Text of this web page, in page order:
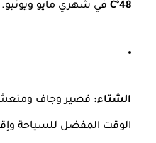
48°C في شهري مايو ويونيو.
الشتاء: قصير وجاف ومنعش،
الوقت المفضل للسياحة